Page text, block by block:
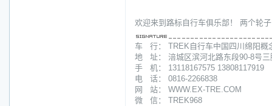
欢迎来到路标自行车俱乐部！ 两个轮
车 行： TREK自行车中国四川绵阳概
地 址： 涪城区滨河北路东段90-8号三
手 机： 13118167575 13808117919
电 话： 0816-2266838
网 站： WWW.EX-TRE.COM
微 信： TREK968